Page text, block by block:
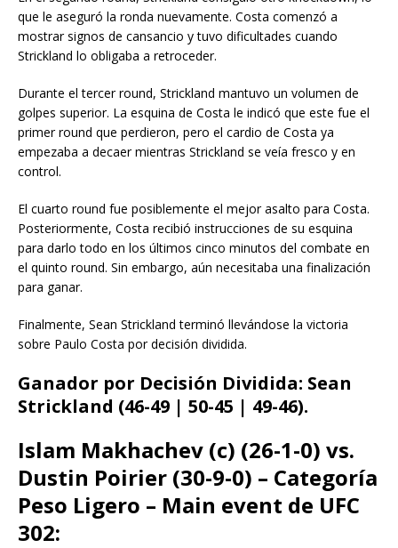
que le aseguró la ronda nuevamente. Costa comenzó a
mostrar signos de cansancio y tuvo dificultades cuando
Strickland lo obligaba a retroceder.
Durante el tercer round, Strickland mantuvo un volumen de
golpes superior. La esquina de Costa le indicó que este fue el
primer round que perdieron, pero el cardio de Costa ya
empezaba a decaer mientras Strickland se veía fresco y en
control.
El cuarto round fue posiblemente el mejor asalto para Costa.
Posteriormente, Costa recibió instrucciones de su esquina
para darlo todo en los últimos cinco minutos del combate en
el quinto round. Sin embargo, aún necesitaba una finalización
para ganar.
Finalmente, Sean Strickland terminó llevándose la victoria
sobre Paulo Costa por decisión dividida.
Ganador por Decisión Dividida: Sean
Strickland (46-49 | 50-45 | 49-46).
Islam Makhachev (c) (26-1-0) vs.
Dustin Poirier (30-9-0) – Categoría
Peso Ligero – Main event de UFC
302: